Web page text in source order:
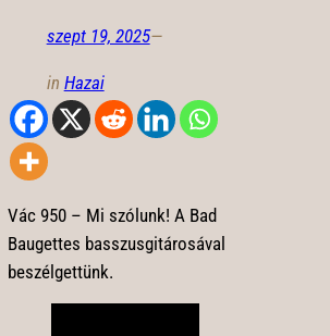
szept 19, 2025—
in Hazai
Vác 950 – Mi szólunk! A Bad
Baugettes basszusgitárosával
beszélgettünk.